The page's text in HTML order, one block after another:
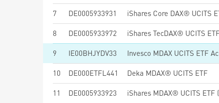
7 DE0005933931 iShares Core DAX® UCITS
8 DE0005933972 iShares TecDAX® UCITS
9 IE00BHJYDV33 Invesco MDAX UCITS ETF
10 DE000ETFL441 Deka MDAX® UCITS ETF
11 DE0005933923 iShares MDAX® UCITS ETF